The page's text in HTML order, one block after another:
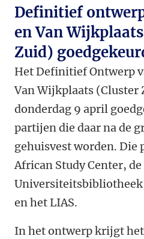
Definitief
en Van
Zuid)
Het Definitief Ontwerp
Van Wijkplaats (Cluster
donderdag 9 april
partijen die daar na de
gehuisvest worden.
African Study Center, de
en het LIAS.
In het ontwerp krijgt